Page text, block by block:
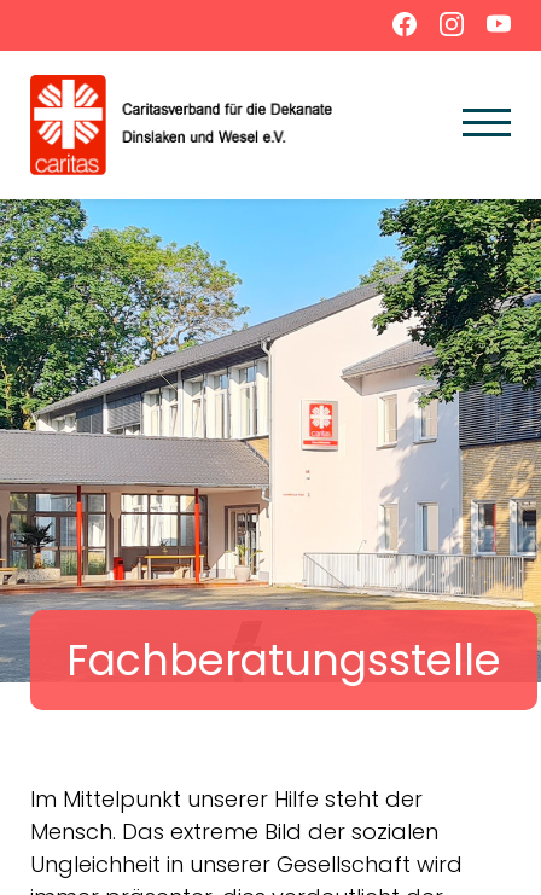
Fachberatungsstelle
Im Mittelpunkt unserer Hilfe steht der
Mensch. Das extreme Bild der sozialen
Ungleichheit in unserer Gesellschaft wird